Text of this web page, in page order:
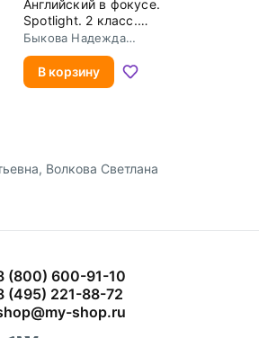
Английский в фокусе.
Spotlight. 2 класс.
Сборник упражнений
Быкова Надежда
В корзину
Волкова Светлана
(800) 600-91-10
(495) 221-88-72
shop.ru